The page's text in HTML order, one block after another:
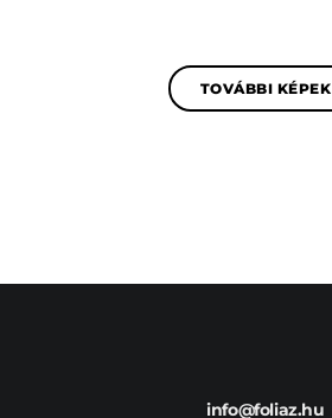
TOVÁBBI KÉPEK
info@foliaz.hu